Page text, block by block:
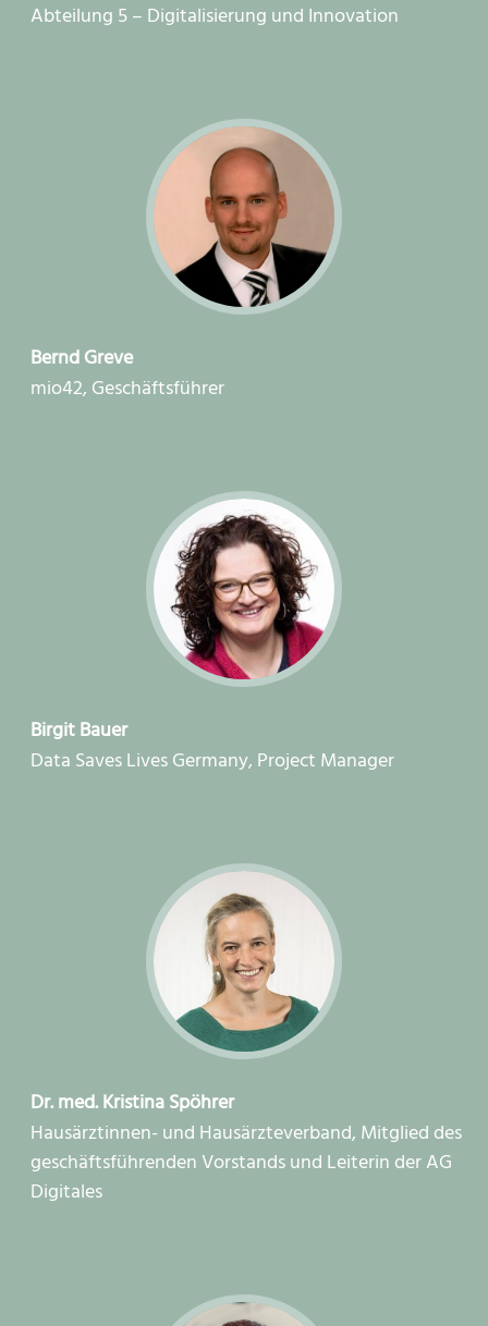
Abteilung 5 – Digitalisierung und Innovation
Bernd Greve
mio42, Geschäftsführer
Birgit Bauer
Data Saves Lives Germany, Project Manager
Dr. med. Kristina Spöhrer
Hausärztinnen- und Hausärzteverband, Mitglied des
geschäftsführenden Vorstands und Leiterin der AG
Digitales